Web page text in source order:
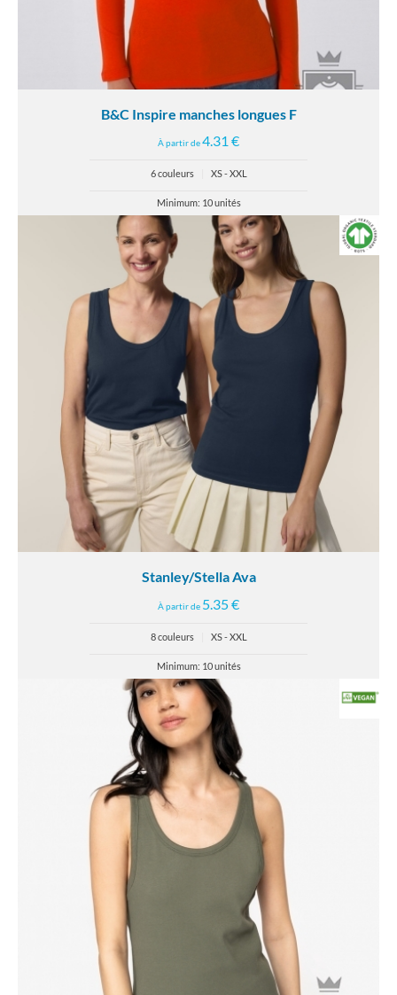
B&C Inspire manches longues F
À partir de4.31 €
6 couleurs XS - XXL
Minimum: 10 unités
Stanley/Stella Ava
À partir de 5.35 €
8 couleurs XS - XXL
Minimum: 10 unités